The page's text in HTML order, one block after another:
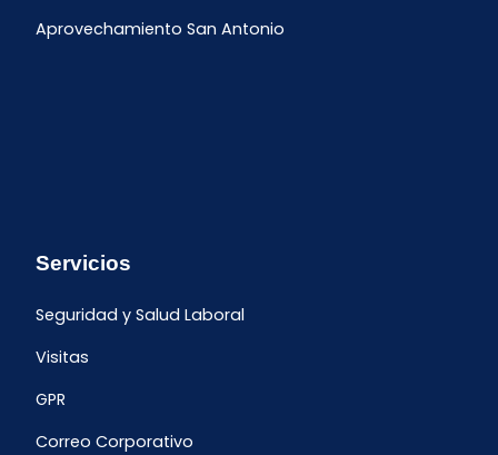
Aprovechamiento San Antonio
Servicios
Seguridad y Salud Laboral
Visitas
GPR
Correo Corporativo